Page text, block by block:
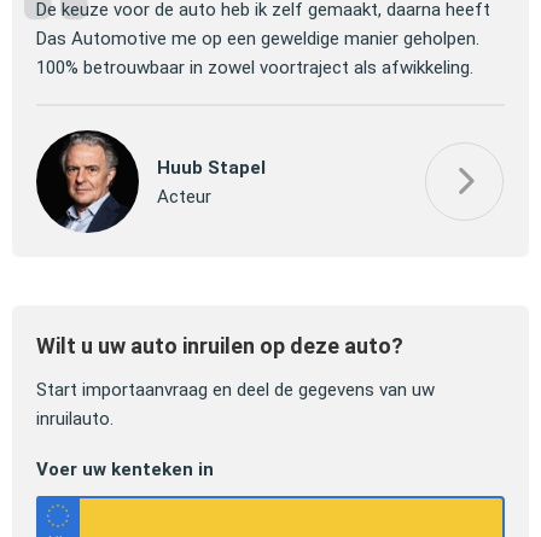
De keuze voor de auto heb ik zelf gemaakt, daarna heeft
Das Automotive me op een geweldige manier geholpen.
100% betrouwbaar in zowel voortraject als afwikkeling.
Huub Stapel
Acteur
Wilt u uw auto inruilen op deze auto?
Start importaanvraag en deel de gegevens van uw
inruilauto.
Voer uw kenteken in